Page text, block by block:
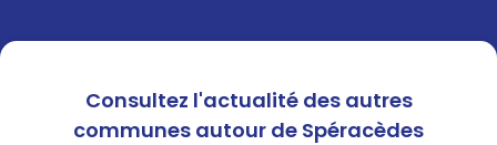
Consultez l'actualité des autres
communes autour de Spéracèdes